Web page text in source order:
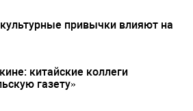
привычки влияют на
китайские коллеги
газету»